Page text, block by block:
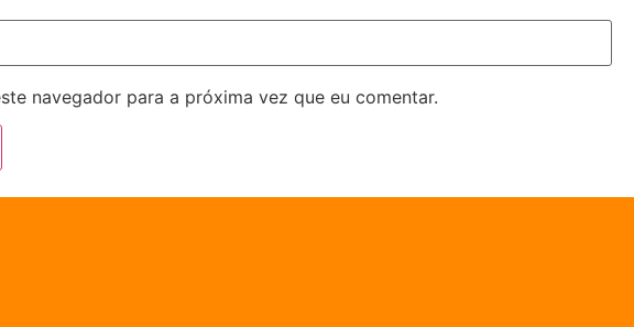
navegador para a próxima vez que eu comentar.